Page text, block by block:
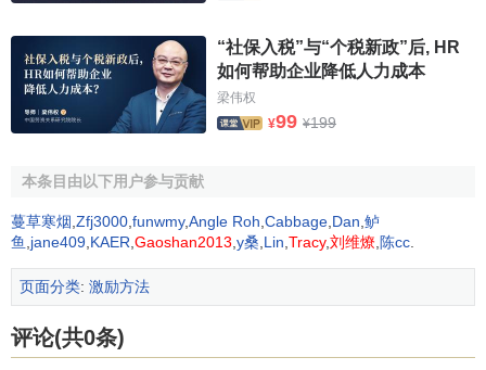
（美国劳工统计局，1989）。两年后，对同样的这些工作场
所进行了跟踪调查发现，EAP的普及率已经上升到了11.8%
（Hayghe, 1991）。EAP普及率的上升进一步支持了国家工
作场所和员工援助计划（NSWEAPs）所做的两次调查的结
论。1993年美国国家调查发现，所有超过50人的私人企业中
次NSWEAPs调查数据表明，所有超过50人的私人企业中，
购买了EAP的比率上升到了39%。此外，两次调查都表明，
没有使用EAP的部门中有近10%表示正在考虑开始这个项
目。据美国通用汽车公司的一项调查结果表明，该企业使用
EAP后，工时损失降低40%，疾病及意外事故的补助减少
60%；员工申诉案件减少50%，职业灾害降低50%。工作场
所收集的证据清楚地表明这样一个事实，在现代工作场所，
EAP正在成为一种常规化的实践。
“社保入税”与“个税新政”后, HR
如何帮助企业降低人力成本
梁伟权
¥99 ¥199
本条目由以下用户参与贡献
蔓草寒烟 Zfj3000 funwmy,Angle Roh Cabbage Dan 鲈
鱼 jane409 KAER Gaoshan2013 y桑 Lin Tracy,刘维燎 陈cc
页面分类: 激励方法
评论(共0条)